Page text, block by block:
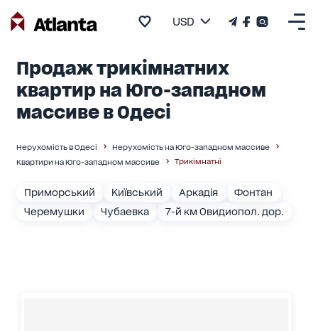
USD
Продаж трикімнатних
квартир на Юго-западном
массиве в Одесі
Нерухомість в Одесі
Нерухомість на Юго-западном массиве
Квартири на Юго-западном массиве
Трикімнатні
Приморський Київський Аркадія
Фонтан
Черемушки
Чубаевка 7-й км Овидиопол. дор.